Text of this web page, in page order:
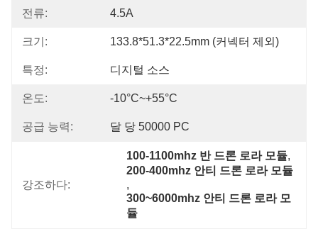
전류: 4.5A
크기: 133.8*51.3*22.5mm (커넥터 제외)
특정: 디지털 소스
온도: -10°C~+55°C
공급 능력: 달 당 50000 PC
강조하다:
100-1100mhz 반 드론 로라 모듈,
200-400mhz 안티 드론 로라 모듈
,
300~6000mhz 안티 드론 로라 모
듈